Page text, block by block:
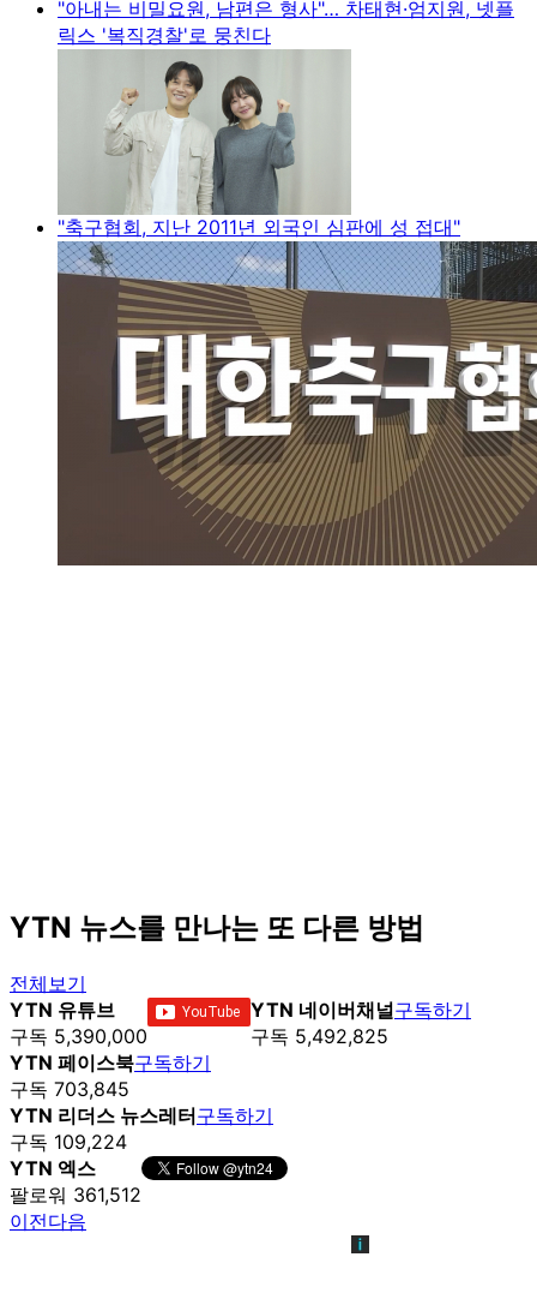
"아내는 비밀요원, 남편은 형사"… 차태현·엄지원, 넷플
릭스 '복직경찰'로 뭉친다
"축구협회, 지난 2011년 외국인 심판에 성 접대"
YTN 뉴스를 만나는 또 다른 방법
전체보기
YTN 유튜브
구독 5,390,000
YTN 네이버채널
구독 5,492,825
구독하기
YTN 페이스북
구독 703,845
구독하기
YTN 리더스 뉴스레터
구독 109,224
구독하기
YTN 엑스
팔로워 361,512
이전다음